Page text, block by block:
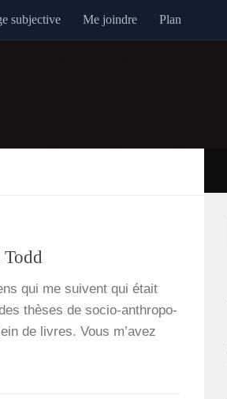
subjective Me joindre Plan
Todd
qui me suivent qui était
thèses de socio-anthro­­po­­
de livres. Vous m’avez